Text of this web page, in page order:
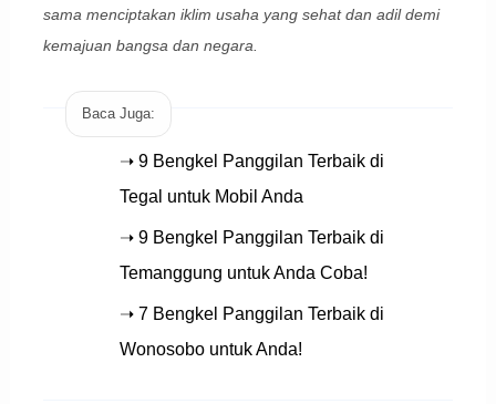
sama menciptakan iklim usaha yang sehat dan adil demi
kemajuan bangsa dan negara.
Baca Juga:
➝ 9 Bengkel Panggilan Terbaik di
Tegal untuk Mobil Anda
➝ 9 Bengkel Panggilan Terbaik di
Temanggung untuk Anda Coba!
➝ 7 Bengkel Panggilan Terbaik di
Wonosobo untuk Anda!